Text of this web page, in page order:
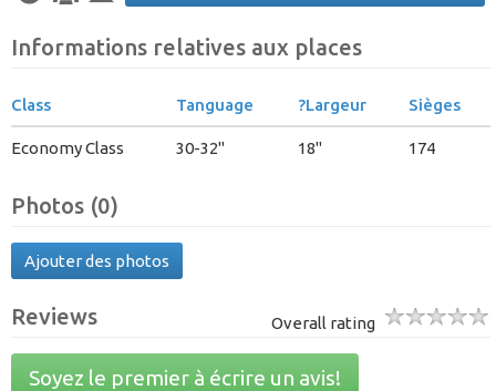
Informations relatives aux places
Class Tanguage ?Largeur Sièges
Economy Class 30-32" 18" 174
Photos (0)
Ajouter des photos
Overall rating
Reviews
Soyez le premier à écrire un avis!